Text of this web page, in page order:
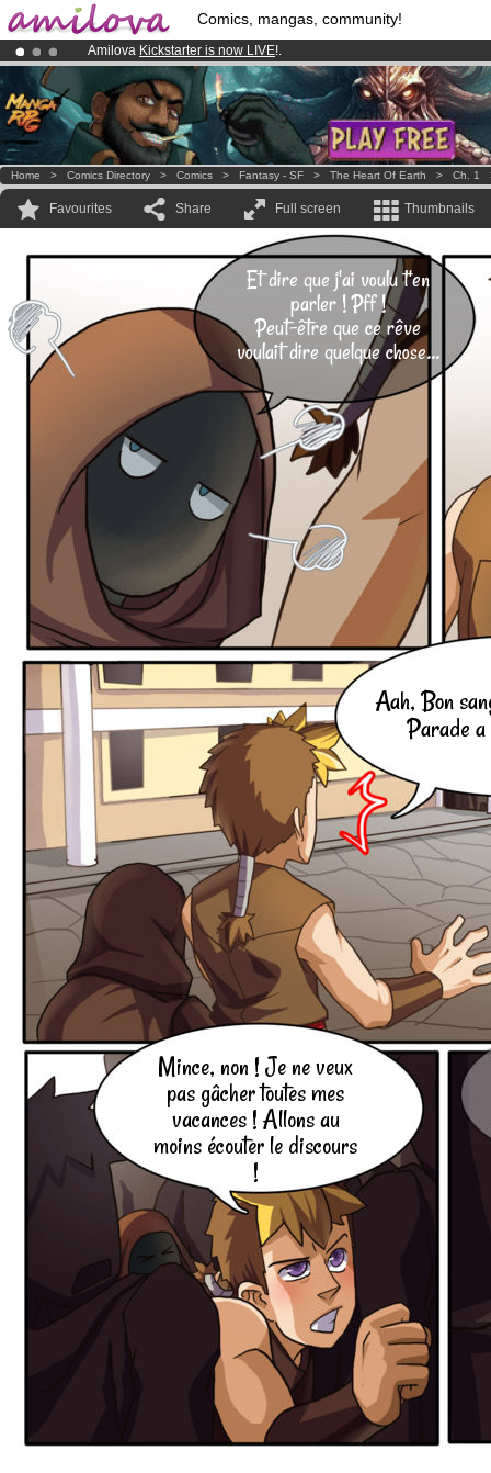
Comics, mangas, community!
Amilova Kickstarter is now LIVE!.
Already 100000membersand 1000comics & mangas!.
Premium membership from3.95 euros per month !Get membership
Home > Comics Directory > Comics > Fantasy - SF > The Heart Of Earth > Ch. 1
Favourites Share Full screen Thumbnails
Et dire que j'ai voulu t'en
parler ! Pff !
Peut-être que ce rêve
voulait dire quelque chose...
Aah, Bon
Parade
Mince, non ! Je ne veux
pas gâcher toutes mes
vacances ! Allons au
moins écouter le discours
!